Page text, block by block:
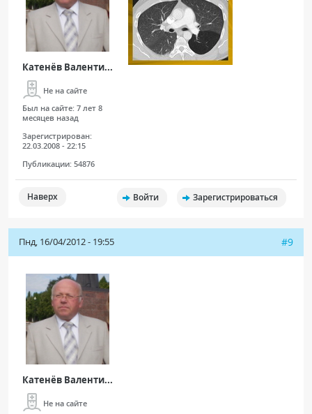
Катенёв Валенти...
Не на сайте
Был на сайте: 7 лет 8
месяцев назад
Зарегистрирован:
22.03.2008 - 22:15
Публикации: 54876
Наверх Войти Зарегистрироваться
Пнд, 16/04/2012 - 19:55 #9
Катенёв Валенти...
Не на сайте